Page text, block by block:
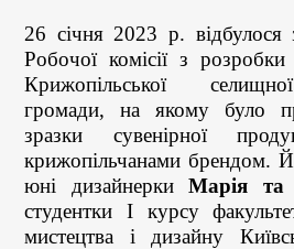
26 січня 2023 р. відбулося
Робочої комісії з
Крижопільської
громади, на якому було
зразки сувенірної
крижопільчанами брендом.
юні дизайнеркиМарія та
студентки І курсу
мистецтва і дизайну